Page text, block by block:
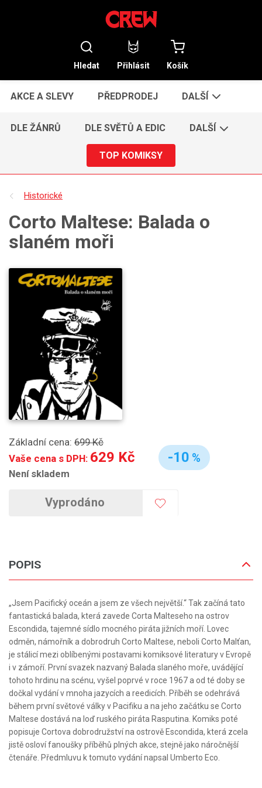
Hledat Přihlásit Košík
AKCE A SLEVY PŘEDPRODEJ DALŠÍ
DLE ŽÁNRŮ DLE SVĚTŮ A EDIC DALŠÍ
TOP KOMIKSY
Historické
Corto Maltese: Balada o
slaném moři
Základní cena: 699 Kč
Vaše cena s DPH: 629 Kč
Není skladem
-10 %
Vyprodáno
POPIS
„Jsem Pacifický oceán a jsem ze všech největší.“ Tak začíná tato
fantastická balada, která zavede Corta Malteseho na ostrov
Escondida, tajemné sídlo mocného piráta jižních moří. Lovec
odměn, námořník a dobrodruh Corto Maltese, neboli Corto Malťan,
je stálicí mezi oblíbenými postavami komiksové literatury v Evropě
i v zámoří. První svazek nazvaný Balada slaného moře, uvádějící
tohoto hrdinu na scénu, vyšel poprvé v roce 1967 a od té doby se
dočkal vydání v mnoha jazycích a reedicích. Příběh se odehrává
během první světové války v Pacifiku a na jeho začátku se Corto
Maltese dostává na loď ruského piráta Rasputina. Komiks poté
popisuje Cortova dobrodružství na ostrově Escondida, která zcela
jistě osloví fanoušky příběhů plných akce, stejně jako náročnější
čtenáře. Předmluvu k tomuto vydání napsal Umberto Eco.